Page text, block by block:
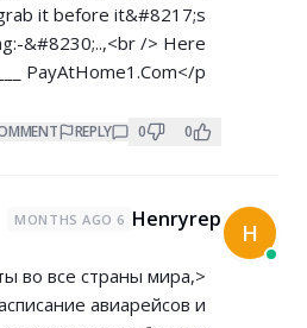
it before it&#8217;s
&#8230;..,<br /> Here
­P­a­y­A­t­H­o­m­e­1­.­C­om</p>
0
0
REPLY
H
Henryrep
6 MONTHS AGO
во все страны мира,
авиарейсов и